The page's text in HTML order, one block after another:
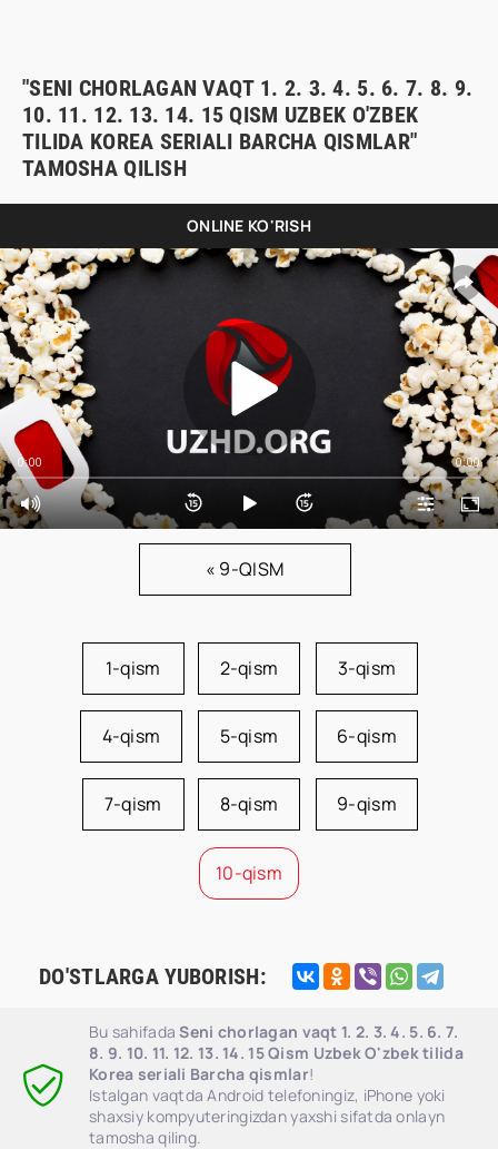
"SENI CHORLAGAN VAQT 1. 2. 3. 4. 5. 6. 7. 8. 9.
10. 11. 12. 13. 14. 15 QISM UZBEK O'ZBEK
TILIDA KOREA SERIALI BARCHA QISMLAR"
TAMOSHA QILISH
ONLINE KO'RISH
0:00 0:00
« 9-QISM
1-qism 2-qism 3-qism
4-qism 5-qism 6-qism
7-qism 8-qism 9-qism
10-qism
DO'STLARGA YUBORISH:
Bu sahifadaSeni chorlagan vaqt 1. 2. 3. 4. 5. 6. 7.
8. 9. 10. 11. 12. 13. 14. 15 Qism Uzbek O'zbek tilida
Korea seriali Barcha qismlar!
Istalgan vaqtda Android telefoningiz, iPhone yoki
shaxsiy kompyuteringizdan yaxshi sifatda onlayn
tamosha qiling.